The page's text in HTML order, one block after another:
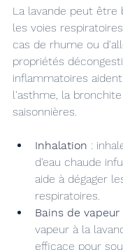
La lavande peut être
les voies
cas de rhume ou
propriétés
inflammatoires
l'asthme, la
saisonnières.
Inhalation :
d'eau chaude
aide à dégager
respiratoires.
Bains de vapeur
vapeur à la
efficace pour